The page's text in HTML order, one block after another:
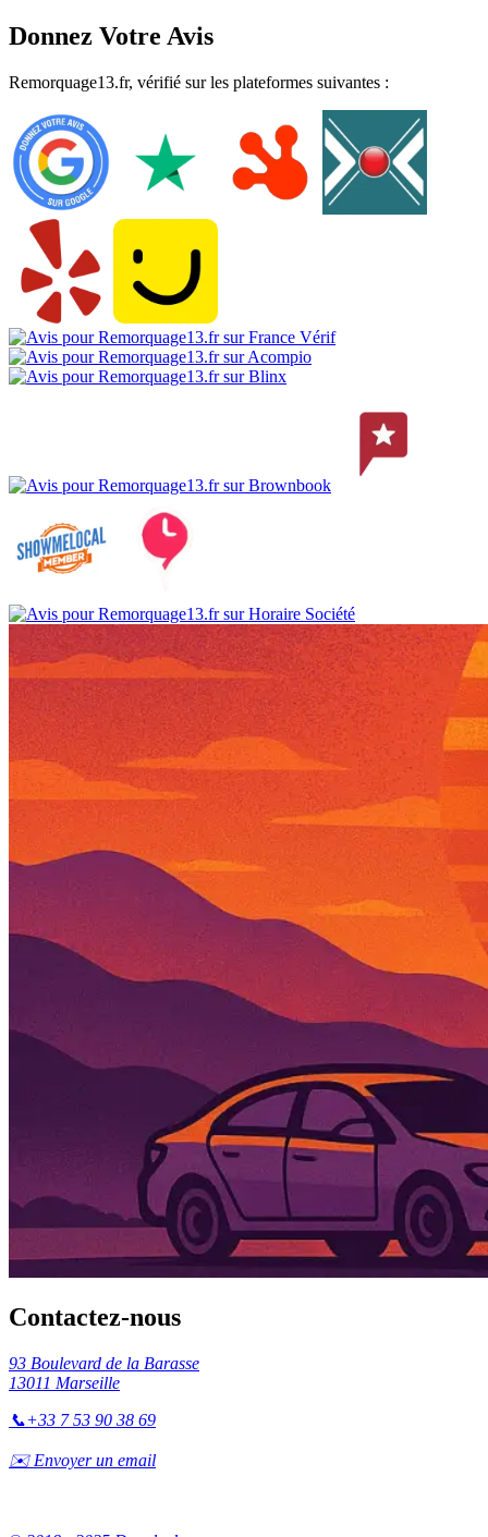
Donnez Votre Avis
Remorquage13.fr, vérifié sur les plateformes suivantes :
Contactez-nous
93 Boulevard de la Barasse
13011 Marseille
📞+33 7 53 90 38 69
✉️ Envoyer un email